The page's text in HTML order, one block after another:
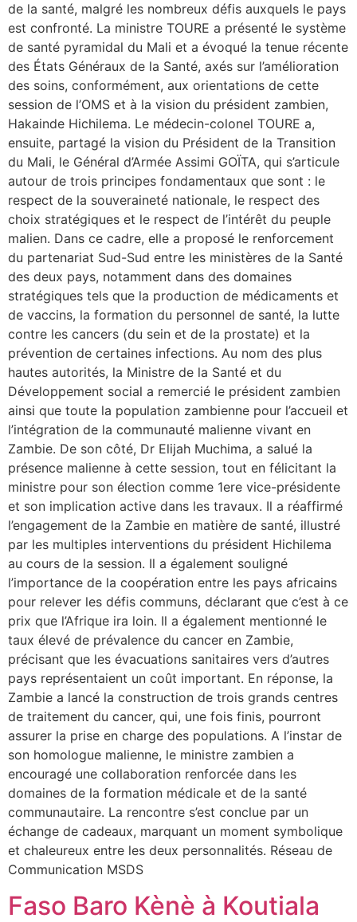
de la santé, malgré les nombreux défis auxquels le pays
est confronté. La ministre TOURE a présenté le système
de santé pyramidal du Mali et a évoqué la tenue récente
des États Généraux de la Santé, axés sur l’amélioration
des soins, conformément, aux orientations de cette
session de l’OMS et à la vision du président zambien,
Hakainde Hichilema. Le médecin-colonel TOURE a,
ensuite, partagé la vision du Président de la Transition
du Mali, le Général d’Armée Assimi GOÏTA, qui s’articule
autour de trois principes fondamentaux que sont : le
respect de la souveraineté nationale, le respect des
choix stratégiques et le respect de l’intérêt du peuple
malien. Dans ce cadre, elle a proposé le renforcement
du partenariat Sud-Sud entre les ministères de la Santé
des deux pays, notamment dans des domaines
stratégiques tels que la production de médicaments et
de vaccins, la formation du personnel de santé, la lutte
contre les cancers (du sein et de la prostate) et la
prévention de certaines infections. Au nom des plus
hautes autorités, la Ministre de la Santé et du
Développement social a remercié le président zambien
ainsi que toute la population zambienne pour l’accueil et
l’intégration de la communauté malienne vivant en
Zambie. De son côté, Dr Elijah Muchima, a salué la
présence malienne à cette session, tout en félicitant la
ministre pour son élection comme 1ere vice-présidente
et son implication active dans les travaux. Il a réaffirmé
l’engagement de la Zambie en matière de santé, illustré
par les multiples interventions du président Hichilema
au cours de la session. Il a également souligné
l’importance de la coopération entre les pays africains
pour relever les défis communs, déclarant que c’est à ce
prix que l’Afrique ira loin. Il a également mentionné le
taux élevé de prévalence du cancer en Zambie,
précisant que les évacuations sanitaires vers d’autres
pays représentaient un coût important. En réponse, la
Zambie a lancé la construction de trois grands centres
de traitement du cancer, qui, une fois finis, pourront
assurer la prise en charge des populations. A l’instar de
son homologue malienne, le ministre zambien a
encouragé une collaboration renforcée dans les
domaines de la formation médicale et de la santé
communautaire. La rencontre s’est conclue par un
échange de cadeaux, marquant un moment symbolique
et chaleureux entre les deux personnalités. Réseau de
Communication MSDS
Faso Baro Kènè à Koutiala